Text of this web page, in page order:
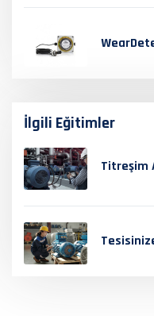
İlgili Eğitimler
Titreşim